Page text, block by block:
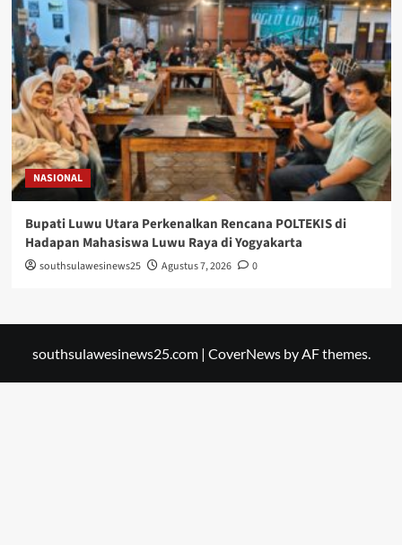
NASIONAL
Bupati Luwu Utara Perkenalkan Rencana POLTEKIS di
Hadapan Mahasiswa Luwu Raya di Yogyakarta
southsulawesinews25 Agustus 7, 2026 0
southsulawesinews25.com | CoverNewsby AF themes.